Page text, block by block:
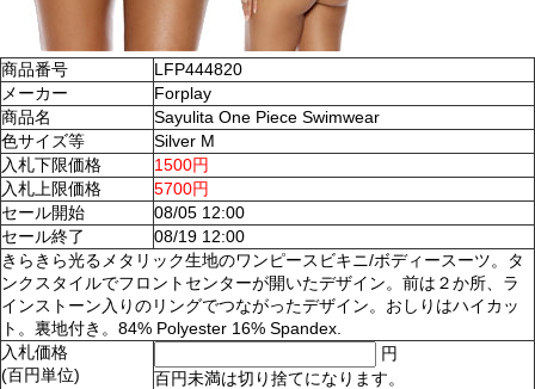
商品番号
LFP444820
メーカー
Forplay
商品名
Sayulita One Piece Swimwear
色サイズ等
Silver M
入札下限価格
1500円
入札上限価格
5700円
セール開始
08/05 12:00
セール終了
08/19 12:00
きらきら光るメタリック生地のワンピースビキニ/ボディースーツ。タ
ンクスタイルでフロントセンターが開いたデザイン。前は２か所、ラ
インストーン入りのリングでつながったデザイン。おしりはハイカッ
ト。裏地付き。84% Polyester 16% Spandex.
入札価格
(百円単位)
円
百円未満は切り捨てになります。